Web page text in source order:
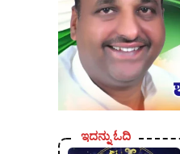
ಇದನ್ನು ಓದಿ